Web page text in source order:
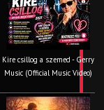
Kire csillog a szemed - Gerry
Music (Official Music Video)